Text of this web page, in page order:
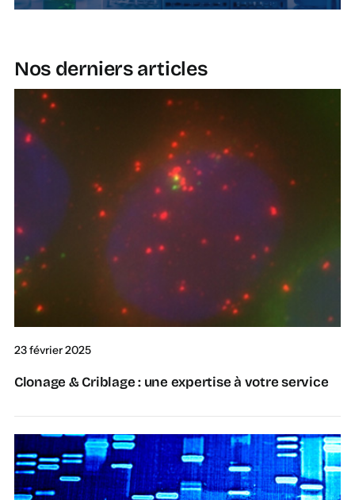
Nos derniers articles
23 février 2025
Clonage & Criblage : une expertise à votre service